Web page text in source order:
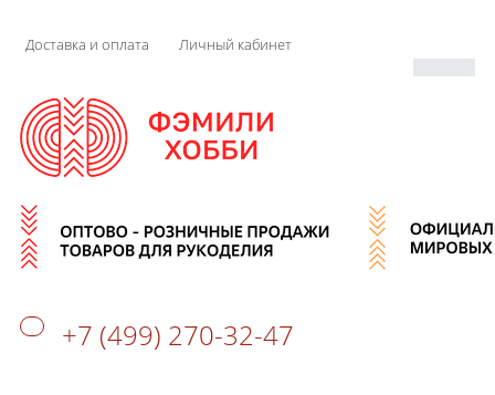
Доставка и оплата Личный кабинет
+7 (499) 270-32-47